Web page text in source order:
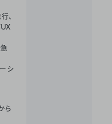
、
シ
ら